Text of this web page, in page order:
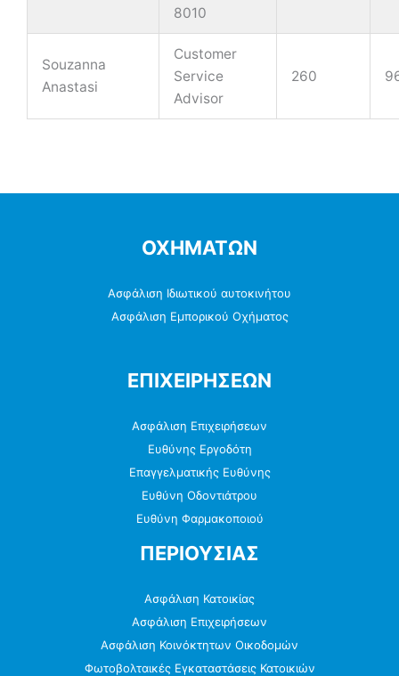
8010
Souzanna
Anastasi
Customer
Service
Advisor
260
ΟΧΗΜΑΤΩΝ
Ασφάλιση Ιδιωτικού αυτοκινήτου
Ασφάλιση Εμπορικού Οχήματος
ΕΠΙΧΕΙΡΗΣΕΩΝ
Ασφάλιση Επιχειρήσεων
Ευθύνης Εργοδότη
Επαγγελματικής Ευθύνης
Ευθύνη Οδοντιάτρου
Ευθύνη Φαρμακοποιού
ΠΕΡΙΟΥΣΙΑΣ
Ασφάλιση Κατοικίας
Ασφάλιση Επιχειρήσεων
Ασφάλιση Κοινόκτητων Οικοδομών
Φωτοβολταικές Εγκαταστάσεις Κατοικιών